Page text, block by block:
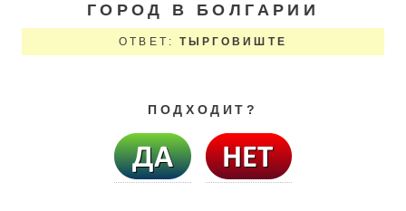
ГОРОД В БОЛГАРИИ
ОТВЕТ: ТЫРГОВИШТЕ
ПОДХОДИТ?